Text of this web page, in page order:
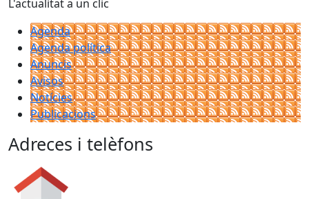
L'actualitat a un clic
Agenda
Agenda política
Anuncis
Avisos
Notícies
Publicacions
Adreces i telèfons